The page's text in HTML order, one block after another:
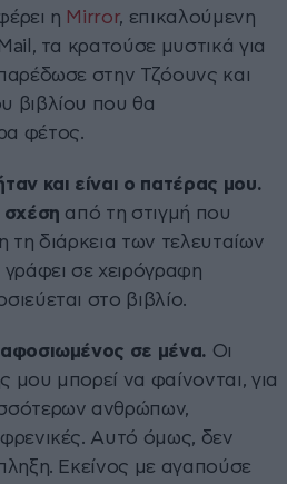
η Mirror, επικαλούμενη
τα κρατούσε μυστικά για
στην Τζόουνς και
βιβλίου που θα
φέτος.
και είναι ο πατέρας μου.
σχέση από τη στιγμή που
τη διάρκεια των τελευταίων
σε χειρόγραφη
στο βιβλίο.
σε μένα. Οι
μου μπορεί να φαίνονται, για
ανθρώπων,
Αυτό όμως, δεν
Εκείνος με αγαπούσε